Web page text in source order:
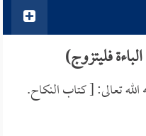
فليتزوج)
الله تعالى: [ كتاب النكاح.